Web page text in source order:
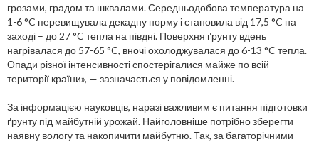
грозами, градом та шквалами. Середньодобова температура на
1-6 °C перевищувала декадну норму і становила від 17,5 °C на
заході – до 27 °C тепла на півдні. Поверхня ґрунту вдень
нагрівалася до 57-65 °C, вночі охолоджувалася до 6-13 °C тепла.
Опади різної інтенсивності спостерігалися майже по всій
території країни», — зазначається у повідомленні.
За інформацією науковців, наразі важливим є питання підготовки
ґрунту під майбутній урожай. Найголовніше потрібно зберегти
наявну вологу та накопичити майбутню. Так, за багаторічними